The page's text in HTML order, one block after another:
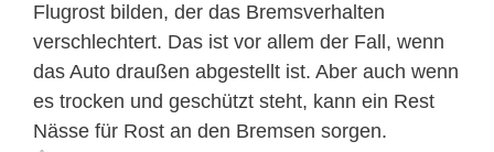
Flugrost bilden, der das Bremsverhalten
verschlechtert. Das ist vor allem der Fall, wenn
das Auto draußen abgestellt ist. Aber auch wenn
es trocken und geschützt steht, kann ein Rest
Nässe für Rost an den Bremsen sorgen.